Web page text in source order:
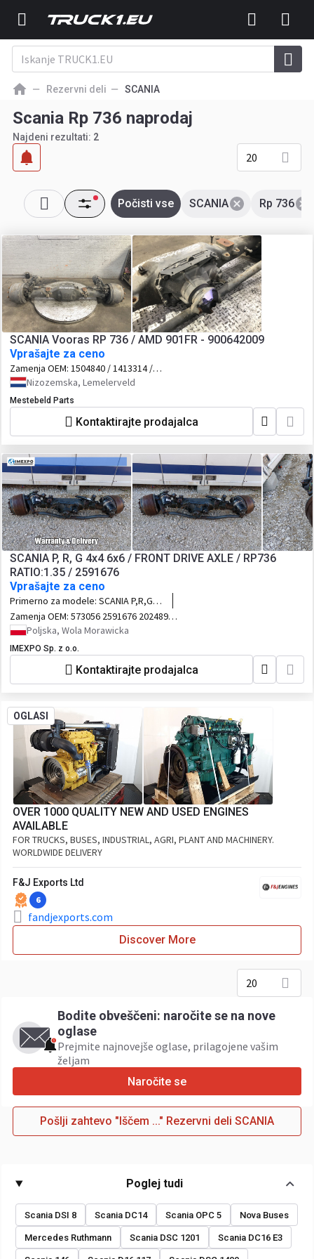
Rezervni deli SCANIA
Scania Rp 736 naprodaj
Najdeni rezultati: 2
20
Rp 736
SCANIA
Počisti vse
SCANIA Vooras RP 736 / AMD 901FR - 900642009
Vprašajte za ceno
Zamenja OEM: 1504840 / 1413314 /
1413315 / 1930314-1539090 / 1775320
Nizozemska, Lemelerveld
Mestebeld Parts
Kontaktirajte prodajalca
SCANIA P, R, G 4x4 6x6 / FRONT DRIVE AXLE / RP736
RATIO:1.35 / 2591676
Vprašajte za ceno
Primerno za modele: SCANIA P,R,G
4x4 6x6 8x8
Zamenja OEM: 573056 2591676 2024894
2141541Poljska, Wola Morawicka
IMEXPO Sp. z o.o.
Kontaktirajte prodajalca
OGLASI
OVER 1000 QUALITY NEW AND USED ENGINES
AVAILABLE
FOR TRUCKS, BUSES, INDUSTRIAL, AGRI, PLANT AND MACHINERY.
WORLDWIDE DELIVERY
F&J Exports Ltd
6
fandjexports.com
Discover More
20
Bodite obveščeni: naročite se na nove
oglase
Prejmite najnovejše oglase, prilagojene vašim
željam
Naročite se
Pošlji zahtevo "Iščem ..." Rezervni deli SCANIA
Poglej tudi
Scania DSI 8 Scania DC14 Scania OPC 5 Nova Buses
Mercedes Ruthmann Scania DSC 1201 Scania DC16 E3